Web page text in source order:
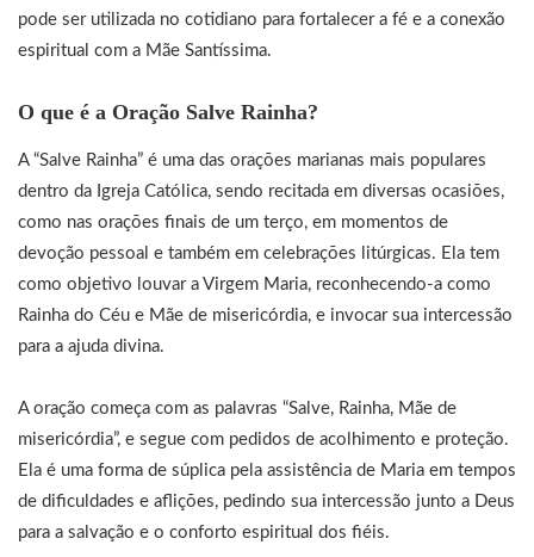
pode ser utilizada no cotidiano para fortalecer a fé e a conexão
espiritual com a Mãe Santíssima.
O que é a Oração Salve Rainha?
A “Salve Rainha” é uma das orações marianas mais populares
dentro da Igreja Católica, sendo recitada em diversas ocasiões,
como nas orações finais de um terço, em momentos de
devoção pessoal e também em celebrações litúrgicas. Ela tem
como objetivo louvar a Virgem Maria, reconhecendo-a como
Rainha do Céu e Mãe de misericórdia, e invocar sua intercessão
para a ajuda divina.
A oração começa com as palavras “Salve, Rainha, Mãe de
misericórdia”, e segue com pedidos de acolhimento e proteção.
Ela é uma forma de súplica pela assistência de Maria em tempos
de dificuldades e aflições, pedindo sua intercessão junto a Deus
para a salvação e o conforto espiritual dos fiéis.